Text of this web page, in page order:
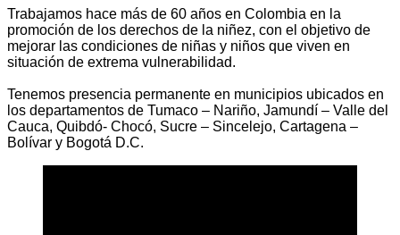
Trabajamos hace más de 60 años en Colombia en la
promoción de los derechos de la niñez, con el objetivo de
mejorar las condiciones de niñas y niños que viven en
situación de extrema vulnerabilidad.
Tenemos presencia permanente en municipios ubicados en
los departamentos de Tumaco – Nariño, Jamundí – Valle del
Cauca, Quibdó- Chocó, Sucre – Sincelejo, Cartagena –
Bolívar y Bogotá D.C.